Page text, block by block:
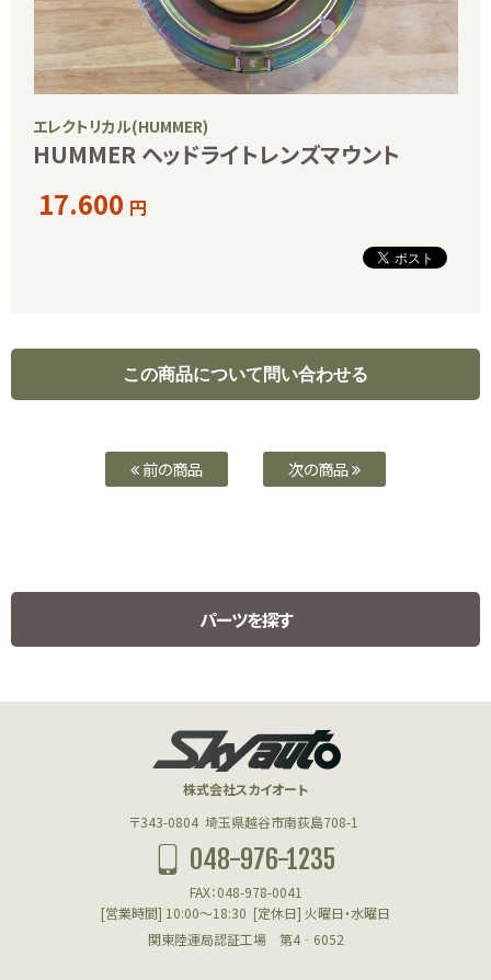
エレクトリカル(HUMMER)
HUMMER ヘッドライトレンズマウント
17.600 円
前の商品 次の商品
パーツを探す
HUMMER H1 PARTS
ハマーH1用パーツ
フューエル(HUMMER)
クーリング(HUMMER)
株式会社スカイオート
〒343-0804 埼玉県越谷市南荻島708-1
048-976-1235
FAX：048-978-0041
[営業時間] 10:00～18:30 [定休日] 火曜日・水曜日
関東陸運局認証工場 第4‐6052